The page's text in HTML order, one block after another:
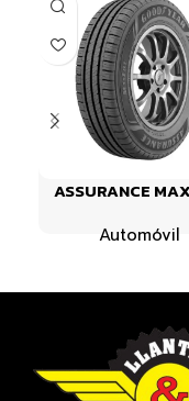
ASSURANCE
Automóvil